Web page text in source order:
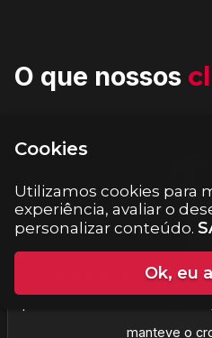
O que nossos
Planejamento,
manteve o
Cookies
Utilizamos cookies para
experiência, avaliar o
personalizar conteúdo.
Ok, eu